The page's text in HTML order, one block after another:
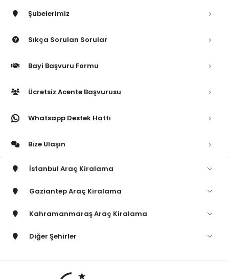
Şubelerimiz
Sıkça Sorulan Sorular
Bayi Başvuru Formu
Ücretsiz Acente Başvurusu
Whatsapp Destek Hattı
Bize Ulaşın
İstanbul Araç Kiralama
Gaziantep Araç Kiralama
Kahramanmaraş Araç Kiralama
Diğer Şehirler